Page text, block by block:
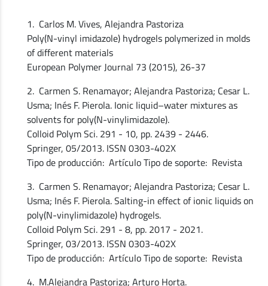
1. Carlos M. Vives, Alejandra Pastoriza
Poly(N-vinyl imidazole) hydrogels polymerized in molds
of different materials
European Polymer Journal 73 (2015), 26-37
2. Carmen S. Renamayor; Alejandra Pastoriza; Cesar L.
Usma; Inés F. Pierola. Ionic liquid–water mixtures as
solvents for poly(N-vinylimidazole).
Colloid Polym Sci. 291 - 10, pp. 2439 - 2446.
Springer, 05/2013. ISSN 0303-402X
Tipo de producción: Artículo Tipo de soporte: Revista
3. Carmen S. Renamayor; Alejandra Pastoriza; Cesar L.
Usma; Inés F. Pierola. Salting-in effect of ionic liquids on
poly(N-vinylimidazole) hydrogels.
Colloid Polym Sci. 291 - 8, pp. 2017 - 2021.
Springer, 03/2013. ISSN 0303-402X
Tipo de producción: Artículo Tipo de soporte: Revista
4. M.Alejandra Pastoriza; Arturo Horta.